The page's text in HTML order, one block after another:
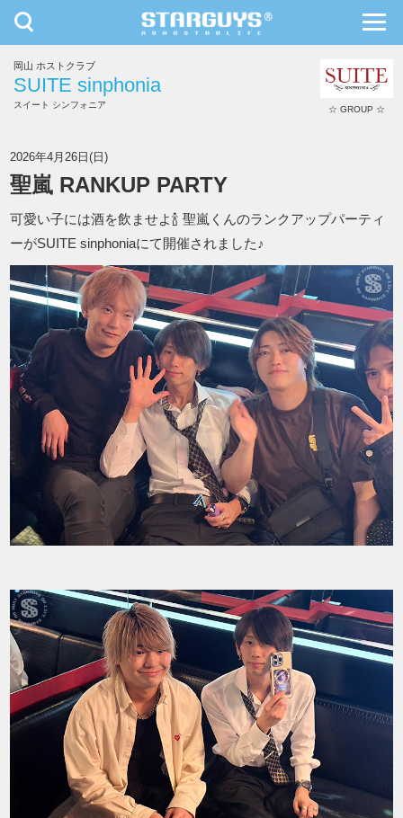
九州・沖縄
toggle
navigation
岡山 ホストクラブ
SUITE sinphonia
スイート シンフォニア ☆ GROUP ☆
2026年4月26日(日)
聖嵐 RANKUP PARTY
可愛い子には酒を飲ませよ🍾 聖嵐くんのランクアップパーティ
ーがSUITE sinphoniaにて開催されました♪